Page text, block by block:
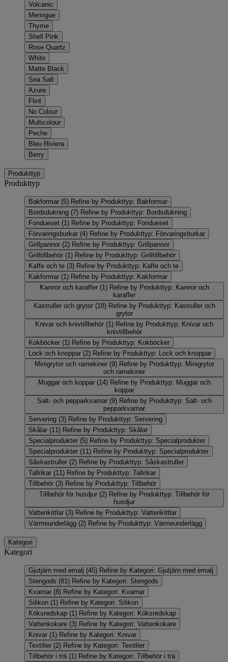
Volcanic
Meringue
Thyme
Shell Pink
Rose Quartz
White
Matte Black
Sea Salt
Azure
Flint
No Colour
Multicolour
Peche
Bleu Riviera
Berry
Produkttyp
Produkttyp
Bakformar (5) Refine by Produkttyp: Bakformar
Bordsdukning (7) Refine by Produkttyp: Bordsdukning
Fondueset (1) Refine by Produkttyp: Fondueset
Förvaringsburkar (4) Refine by Produkttyp: Förvaringsburkar
Grillpannor (2) Refine by Produkttyp: Grillpannor
Grilltillbehör (1) Refine by Produkttyp: Grilltillbehör
Kaffe och te (3) Refine by Produkttyp: Kaffe och te
Kakformar (1) Refine by Produkttyp: Kakformar
Kannor och karaffer (1) Refine by Produkttyp: Kannor och
karaffer
Kastruller och grytor (18) Refine by Produkttyp: Kastruller och
grytor
Knivar och knivtillbehör (1) Refine by Produkttyp: Knivar och
knivtillbehör
Kokböcker (1) Refine by Produkttyp: Kokböcker
Lock och knoppar (2) Refine by Produkttyp: Lock och knoppar
Minigrytor och ramekiner (9) Refine by Produkttyp: Minigrytor
och ramekiner
Muggar och koppar (14) Refine by Produkttyp: Muggar och
koppar
Salt- och pepparkvarnar (9) Refine by Produkttyp: Salt- och
pepparkvarnar
Servering (3) Refine by Produkttyp: Servering
Skålar (11) Refine by Produkttyp: Skålar
Specialprodukter (5) Refine by Produkttyp: Specialprodukter
Specialprodukter (11) Refine by Produkttyp: Specialprodukter
Såskastruller (2) Refine by Produkttyp: Såskastruller
Tallrikar (11) Refine by Produkttyp: Tallrikar
Tillbehör (3) Refine by Produkttyp: Tillbehör
Tillbehör för husdjur (2) Refine by Produkttyp: Tillbehör för
husdjur
Vattenkittlar (3) Refine by Produkttyp: Vattenkittlar
Värmeunderlägg (2) Refine by Produkttyp: Värmeunderlägg
Kategori
Kategori
Gjutjärn med emalj (45) Refine by Kategori: Gjutjärn med emalj
Stengods (81) Refine by Kategori: Stengods
Kvarnar (8) Refine by Kategori: Kvarnar
Silikon (1) Refine by Kategori: Silikon
Köksredskap (1) Refine by Kategori: Köksredskap
Vattenkokare (3) Refine by Kategori: Vattenkokare
Knivar (1) Refine by Kategori: Knivar
Textilier (2) Refine by Kategori: Textilier
Tillbehör i trä (1) Refine by Kategori: Tillbehör i trä